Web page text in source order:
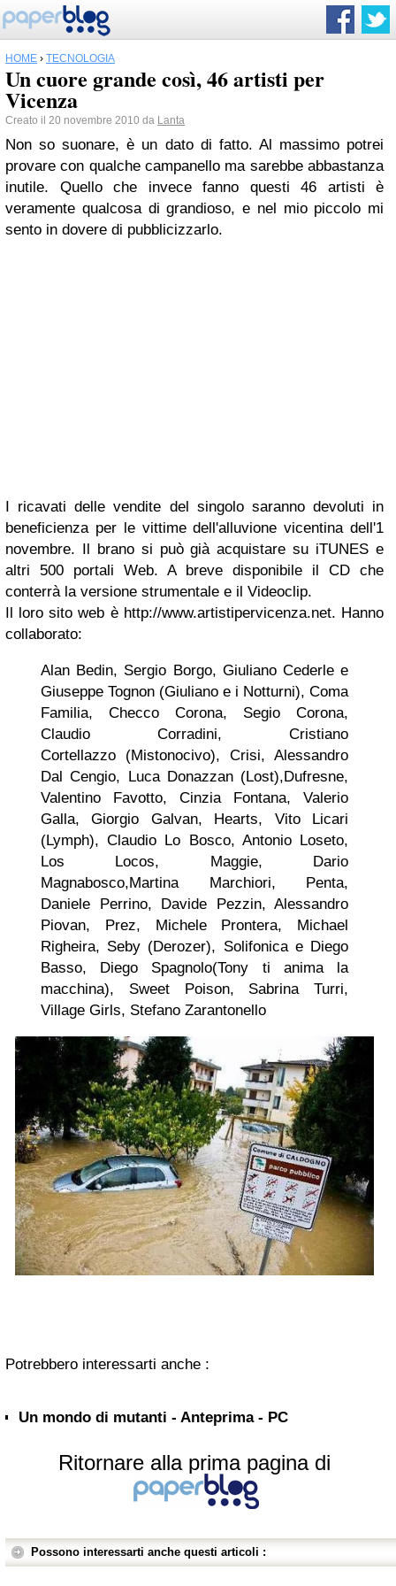
HOME › TECNOLOGIA
Un cuore grande così, 46 artisti per
Vicenza
Creato il 20 novembre 2010 da Lanta
Non so suonare, è un dato di fatto. Al massimo potrei
provare con qualche campanello ma sarebbe abbastanza
inutile. Quello che invece fanno questi 46 artisti è
veramente qualcosa di grandioso, e nel mio piccolo mi
sento in dovere di pubblicizzarlo.
I ricavati delle vendite del singolo saranno devoluti in
beneficienza per le vittime dell'alluvione vicentina dell'1
novembre. Il brano si può già acquistare su iTUNES e
altri 500 portali Web. A breve disponibile il CD che
conterrà la versione strumentale e il Videoclip.
Il loro sito web è http://www.artistipervicenza.net. Hanno
collaborato:
Alan Bedin, Sergio Borgo, Giuliano Cederle e
Giuseppe Tognon (Giuliano e i Notturni), Coma
Familia, Checco Corona, Segio Corona,
Claudio Corradini, Cristiano
Cortellazzo (Mistonocivo), Crisi, Alessandro
Dal Cengio, Luca Donazzan (Lost),Dufresne,
Valentino Favotto, Cinzia Fontana, Valerio
Galla, Giorgio Galvan, Hearts, Vito Licari
(Lymph), Claudio Lo Bosco, Antonio Loseto,
Los Locos, Maggie, Dario
Magnabosco,Martina Marchiori, Penta,
Daniele Perrino, Davide Pezzin, Alessandro
Piovan, Prez, Michele Prontera, Michael
Righeira, Seby (Derozer), Solifonica e Diego
Basso, Diego Spagnolo(Tony ti anima la
macchina), Sweet Poison, Sabrina Turri,
Village Girls, Stefano Zarantonello
Potrebbero interessarti anche :
Un mondo di mutanti - Anteprima - PC
Ritornare alla prima pagina di
Possono interessarti anche questi articoli :